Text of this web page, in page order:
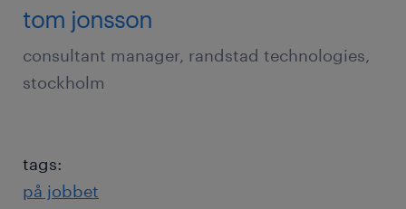
tom jonsson
consultant manager, randstad technologies,
stockholm
tags:
på jobbet